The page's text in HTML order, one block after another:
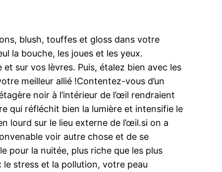
blush, touffes et gloss dans votre
la bouche, les joues et les yeux.
sur vos lèvres. Puis, étalez bien avec les
meilleur allié !Contentez-vous d’un
noir à l’intérieur de l’œil rendraient
qui réfléchit bien la lumière et intensifie le
lourd sur le lieu externe de l’œil.si on a
voir autre chose et de se
pour la nuitée, plus riche que les plus
stress et la pollution, votre peau